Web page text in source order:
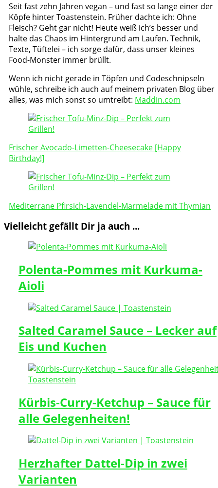
Seit fast zehn Jahren vegan – und fast so lange einer der
Köpfe hinter Toastenstein. Früher dachte ich: Ohne
Fleisch? Geht gar nicht! Heute weiß ich’s besser und
halte das Chaos im Hintergrund am Laufen. Technik,
Texte, Tüftelei – ich sorge dafür, dass unser kleines
Food-Monster immer brüllt.
Wenn ich nicht gerade in Töpfen und Codeschnipseln
wühle, schreibe ich auch auf meinem privaten Blog über
alles, was mich sonst so umtreibt: Maddin.com
Post
Navigation
Frischer Avocado-Limetten-Cheesecake [Happy
Birthday!]
Mediterrane Pfirsich-Lavendel-Marmelade mit Thymian
Vielleicht gefällt Dir ja auch ...
Polenta-Pommes mit Kurkuma-
Aioli
Salted Caramel Sauce – Lecker auf
Eis und Kuchen
Kürbis-Curry-Ketchup – Sauce für
alle Gelegenheiten!
Herzhafter Dattel-Dip in zwei
Varianten